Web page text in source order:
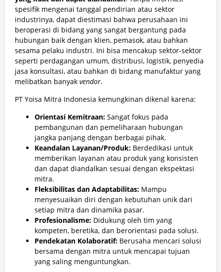
spesifik mengenai tanggal pendirian atau sektor
industrinya, dapat diestimasi bahwa perusahaan ini
beroperasi di bidang yang sangat bergantung pada
hubungan baik dengan klien, pemasok, atau bahkan
sesama pelaku industri. Ini bisa mencakup sektor-sektor
seperti perdagangan umum, distribusi, logistik, penyedia
jasa konsultasi, atau bahkan di bidang manufaktur yang
melibatkan banyak vendor.
PT Yoisa Mitra Indonesia kemungkinan dikenal karena:
Orientasi Kemitraan: Sangat fokus pada
pembangunan dan pemeliharaan hubungan
jangka panjang dengan berbagai pihak.
Keandalan Layanan/Produk: Berdedikasi untuk
memberikan layanan atau produk yang konsisten
dan dapat diandalkan sesuai dengan ekspektasi
mitra.
Fleksibilitas dan Adaptabilitas: Mampu
menyesuaikan diri dengan kebutuhan unik dari
setiap mitra dan dinamika pasar.
Profesionalisme: Didukung oleh tim yang
kompeten, beretika, dan berorientasi pada solusi.
Pendekatan Kolaboratif: Berusaha mencari solusi
bersama dengan mitra untuk mencapai tujuan
yang saling menguntungkan.